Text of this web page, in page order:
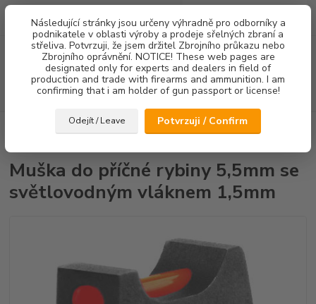
Následující stránky jsou určeny výhradně pro odborníky a
podnikatele v oblasti výroby a prodeje sřelných zbraní a
střeliva. Potvrzuji, že jsem držitel Zbrojního průkazu nebo
Zbrojního oprávnění. NOTICE! These web pages are
designated only for experts and dealers in field of
production and trade with firearms and ammunition. I am
confirming that i am holder of gun passport or license!
Odejít / Leave Potvrzuji / Confirm
Menu
Hledat
za0,00 Kč
CZ75/CZ85 Mušky
Muška do příčné rybiny 5,5mm
Muška do příčné rybiny 5,5mm se
světlovodným vláknem 1,5mm